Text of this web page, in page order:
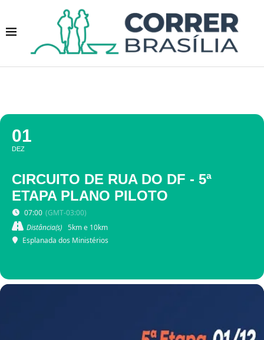
01
DEZ
CIRCUITO DE RUA DO DF - 5ª
ETAPA PLANO PILOTO
07:00 (GMT-03:00)
Distância(s) 5km e 10km
Esplanada dos Ministérios